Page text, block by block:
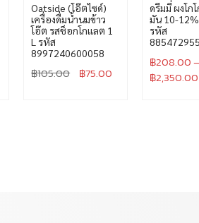
Oatside (โอ๊ตไซด์)
เครื่องดื่มน้ำนมข้าว
โอ๊ต รสช็อกโกแลต 1
L รหัส
8997240600058
฿105.00 ฿75.00
ดรีมมี่ ผงโก
มัน 10-
รหัส
฿208.00–
฿2,350.00